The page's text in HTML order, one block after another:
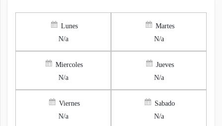
Lunes
N/a
Martes
N/a
Miercoles
N/a
Jueves
N/a
Viernes
N/a
Sabado
N/a